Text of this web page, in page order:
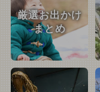
厳選お出かけ
まとめ